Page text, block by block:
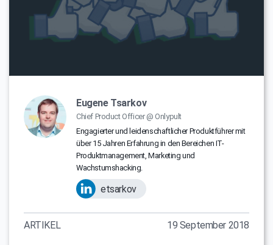
Eugene Tsarkov
Chief Product Officer @ Onlypult
Engagierter und leidenschaftlicher Produktführer mit
über 15 Jahren Erfahrung in den Bereichen IT-
Produktmanagement, Marketing und
Wachstumshacking.
etsarkov
ARTIKEL 19 September 2018